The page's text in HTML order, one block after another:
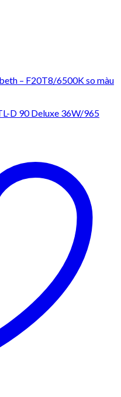
– F20T8/6500K so màu